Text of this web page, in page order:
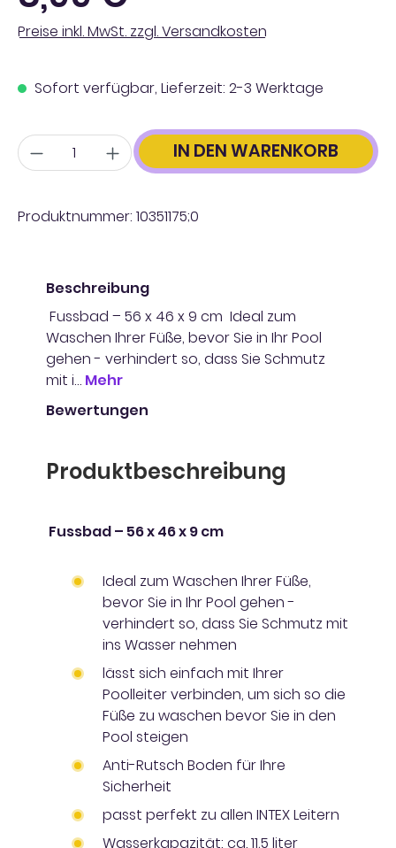
Preise inkl. MwSt. zzgl. Versandkosten
Sofort verfügbar, Lieferzeit: 2-3 Werktage
Anzahl IN DEN WARENKORB
Produktnummer: 10351175;0
Beschreibung
Fussbad – 56 x 46 x 9 cm Ideal zum
Waschen Ihrer Füße, bevor Sie in Ihr Pool
gehen - verhindert so, dass Sie Schmutz
mit i… Mehr
Bewertungen
Produktbeschreibung
Fussbad – 56 x 46 x 9 cm
Ideal zum Waschen Ihrer Füße,
bevor Sie in Ihr Pool gehen -
verhindert so, dass Sie Schmutz mit
ins Wasser nehmen
lässt sich einfach mit Ihrer
Poolleiter verbinden, um sich so die
Füße zu waschen bevor Sie in den
Pool steigen
Anti-Rutsch Boden für Ihre
Sicherheit
passt perfekt zu allen INTEX Leitern
Wasserkapazität: ca. 11,5 liter